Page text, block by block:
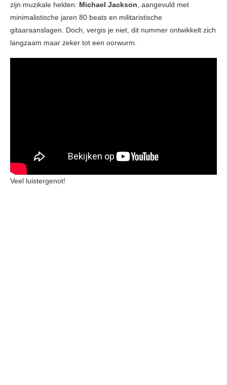
zijn muzikale helden: Michael Jackson, aangevuld met
minimalistische jaren 80 beats en militaristische
gitaaraanslagen. Doch, vergis je niet, dit nummer ontwikkelt zich
langzaam maar zeker tot een oorwurm.
Veel luistergenot!